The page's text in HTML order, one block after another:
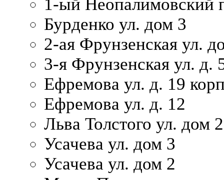
1-ый Неопалимовский
Бурденко ул. дом 3
2-ая Фрунзенская ул.
3-я Фрунзенская ул. д.
Ефремова ул. д. 19
Ефремова ул. д. 12
Льва Толстого ул. дом
Усачева ул. дом 3
Усачева ул. дом 2